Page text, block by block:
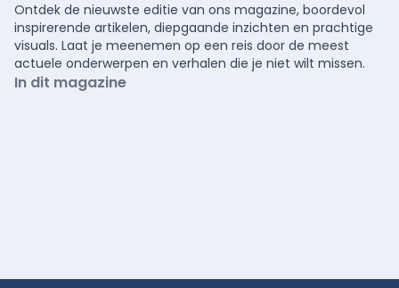
Ontdek de nieuwste editie van ons magazine, boordevol
inspirerende artikelen, diepgaande inzichten en prachtige
visuals. Laat je meenemen op een reis door de meest
actuele onderwerpen en verhalen die je niet wilt missen.
In dit magazine